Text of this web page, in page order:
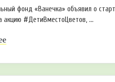
фонд «Ванечка» объявил о
акцию #ДетиВместоЦветов, ...